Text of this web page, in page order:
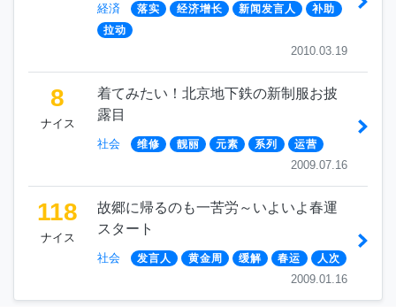
経済 落实 经济增长 新闻发言人
补助
拉动
2010.03.19
8
ナイス
着てみたい！北京地下鉄の新制服お披
露目
社会 维修 靓丽 元素 系列 运营
2009.07.16
118
ナイス
故郷に帰るのも一苦労～いよいよ春運
スタート
社会 发言人 黄金周 缓解 春运 人次
2009.01.16